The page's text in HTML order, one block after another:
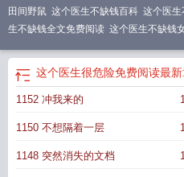
田间野鼠 这个医生不缺钱百科 这个医生
生不缺钱全文免费阅读 这个医生不缺钱
主几个女人
这个医生不缺钱百度 这个
局 这个医生不缺钱起点
缺钱笔趣阁最新章节
这个医生不缺钱免
了全文免费阅读这个医生不缺钱王淑秋
女主这个医生不太行免费阅读 这个医
这个医生很危险免费阅读最
1152 冲我来的
1150 不想隔着一层
1148 突然消失的文档